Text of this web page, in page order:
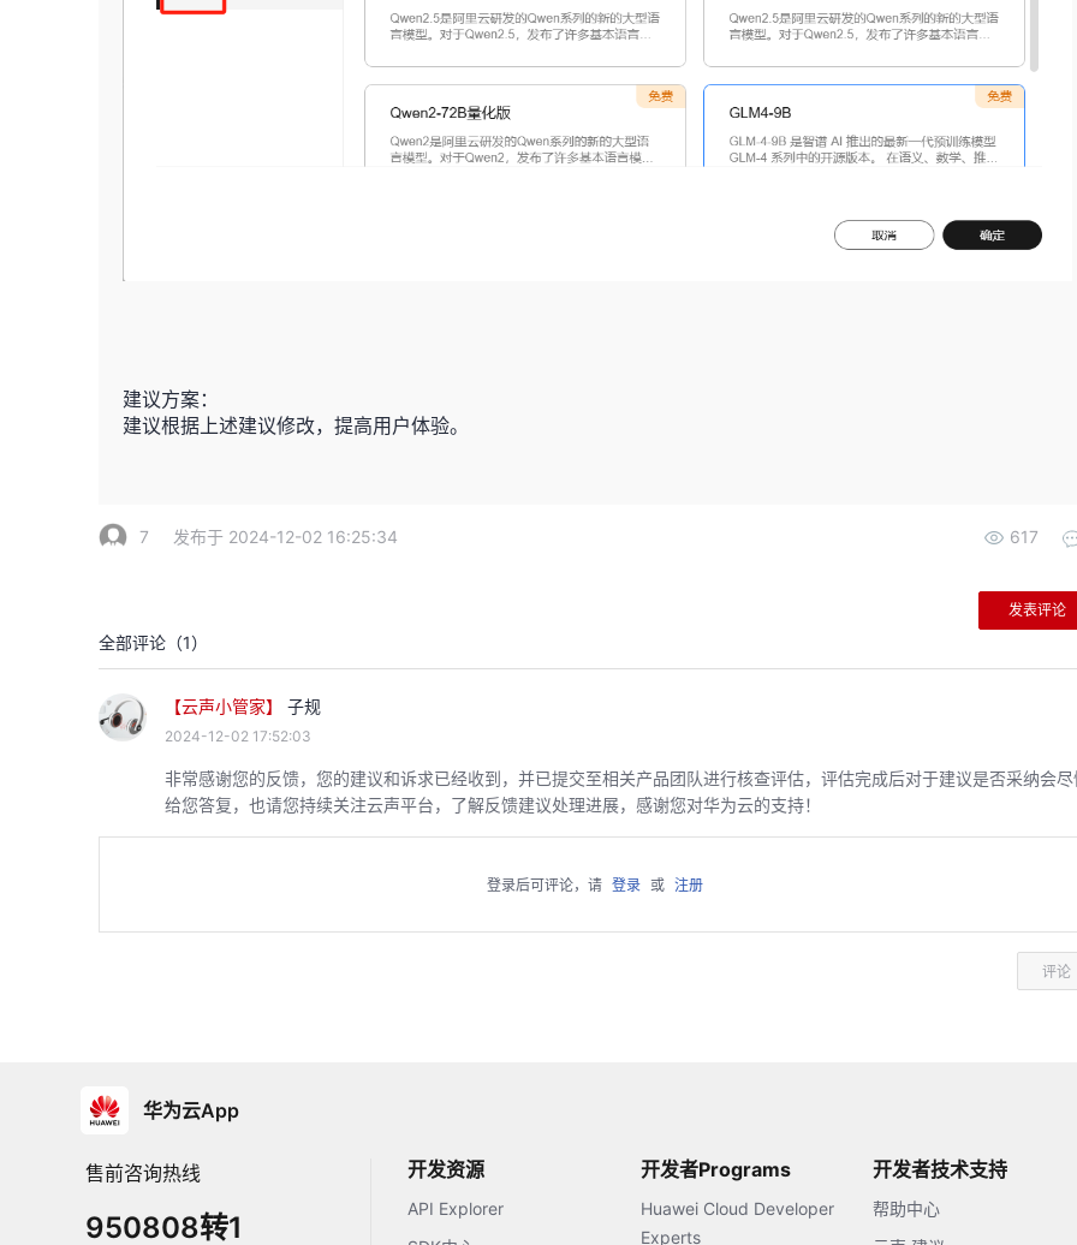
建议方案：
建议根据上述建议修改，提高用户体验。
7 发布于 2024-12-02 16:25:34 617
发表评论
全部评论（1）
【云声小管家】 子规
2024-12-02 17:52:03
非常感谢您的反馈，您的建议和诉求已经收到，并已提交至相关产品团队进行核查评估，评估完成后对于建议是否采纳会尽
给您答复，也请您持续关注云声平台，了解反馈建议处理进展，感谢您对华为云的支持！
登录后可评论，请 登录 或 注册
评论
华为云App
售前咨询热线
950808转1
开发资源
API Explorer
开发者Programs
Huawei Cloud Developer
Experts
开发者技术支持
帮助中心